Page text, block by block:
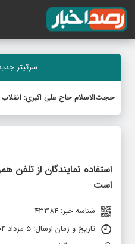
سرتیتر
حجت‌الاسلام حاج علی اکبری:
استفاده نمایندگان از
است
شناسه خبر: 43384
تاریخ و زمان ارسال: ۵ مرداد ۱۴۰۴ ساعت ۹:۱۳